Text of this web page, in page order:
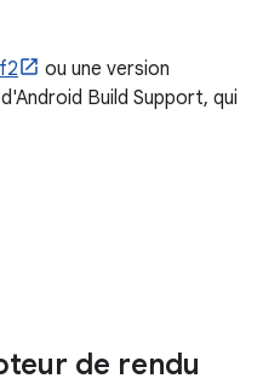
ou une version
Build Support, qui
de rendu